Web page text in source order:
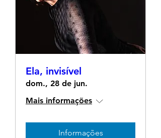
Ela, invisível
dom., 28 de jun.
Mais informações
Informações